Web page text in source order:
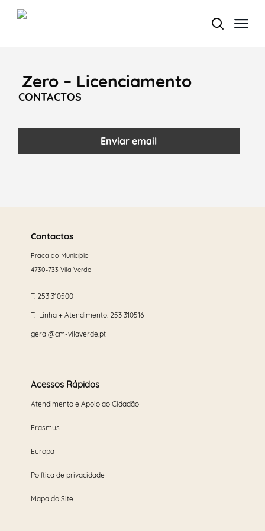
Termo de Pesquisa
Categorias gerais
Zero – Licenciamento
CONTACTOS
Enviar email
maisContactos
Praça do Município
4730-733 Vila Verde
T. 253 310500
T. Linha + Atendimento: 253 310516
geral@cm-vilaverde.pt
Acessos Rápidos
Atendimento e Apoio ao Cidadão
Erasmus+
Europa
Política de privacidade
Mapa do Site